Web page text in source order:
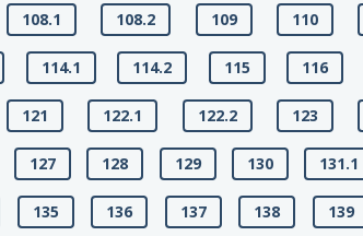
108.1 108.2 109 110
114.1 114.2 115 116
121 122.1 122.2 123
127 128 129 130 131.1
135 136 137 138 139